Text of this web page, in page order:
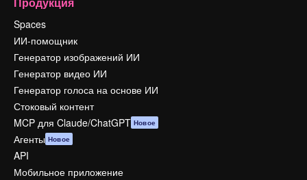
Spaces
ИИ-помощник
Генератор изображений ИИ
Генератор видео ИИ
Генератор голоса на основе ИИ
Стоковый контент
MCP для Claude/ChatGPT Новое
Агенты Новое
API
Мобильное приложение